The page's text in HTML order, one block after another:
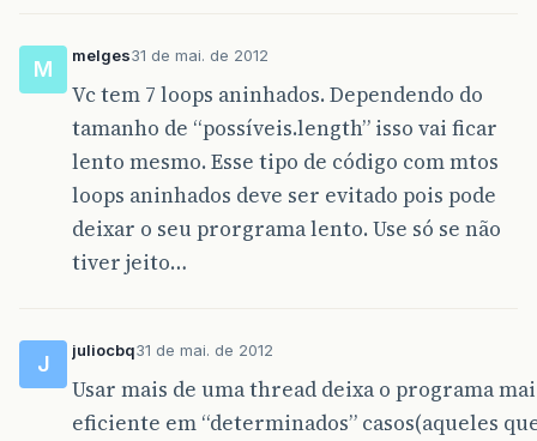
M
melges31 de mai. de 2012
Vc tem 7 loops aninhados. Dependendo do
tamanho de “possíveis.length” isso vai ficar
lento mesmo. Esse tipo de código com mtos
loops aninhados deve ser evitado pois pode
deixar o seu prorgrama lento. Use só se não
tiver jeito…
J
juliocbq31 de mai. de 2012
Usar mais de uma thread deixa o programa
eficiente em “determinados” casos(aqueles